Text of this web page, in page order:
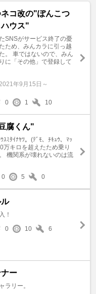
コ改の"ぽんこつ
ウス"
SNSがサービス終了の憂
ため、みんカラに引っ越
。 車ではないので、みん
に「その他」で登録して
年9月15日～
0 1 10
腐くん"
ｽﾐﾀｲﾅﾔﾂ。(ﾃﾞﾓ、ﾁｷｭｳ、ﾏｯ
万キロを超えたため乗り
機関系が壊れないのは流
0 5 0
！
0 10 6
ー
ラリー。